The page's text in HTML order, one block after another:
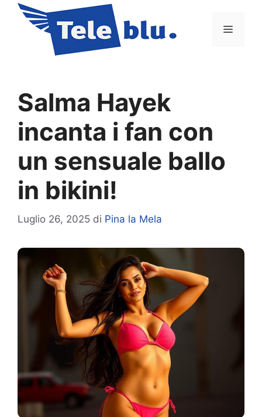
contenuto
Menu
Salma Hayek
incanta i fan con
un sensuale ballo
in bikini!
Luglio 26, 2025 di Pina la Mela